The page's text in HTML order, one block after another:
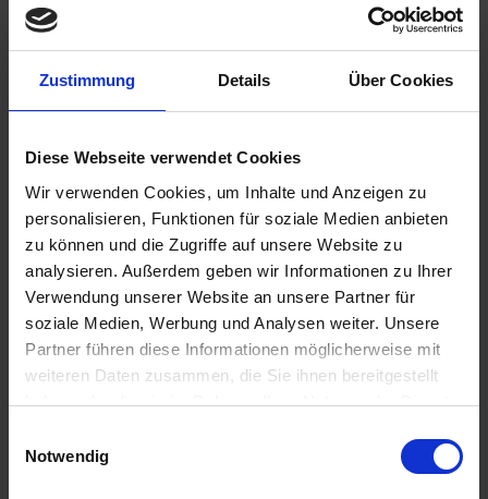
Zustimmung Details Über Cookies
Diese Webseite verwendet Cookies
Wir verwenden Cookies, um Inhalte und Anzeigen zu
personalisieren, Funktionen für soziale Medien anbieten
zu können und die Zugriffe auf unsere Website zu
analysieren. Außerdem geben wir Informationen zu Ihrer
Verwendung unserer Website an unsere Partner für
soziale Medien, Werbung und Analysen weiter. Unsere
Partner führen diese Informationen möglicherweise mit
weiteren Daten zusammen, die Sie ihnen bereitgestellt
haben oder die sie im Rahmen Ihrer Nutzung der Dienste
Cookies, wenn Sie unsere Webseite weiterhin nutzen.
Notwendig
193,00 €
inkl. ges. USt.,zzgl. Versandkosten
Sofort versandfertig, Lieferzeit ca. 2-4 Werktage innerhalb
Deutschlands
In denWarenkorb
Merken Bewerten
Artikel Nr.: 6211779
Beschreibung
Wieder da und besser denn je ! Besitzer der klassischen
Straßenmotorräder von BMW haben jetzt...